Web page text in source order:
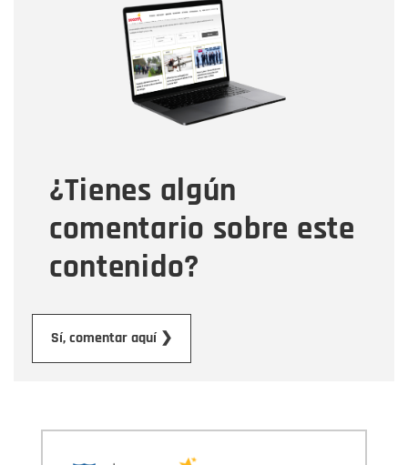
¿Tienes algún
comentario sobre este
contenido?
Sí, comentar aquí ❯
Correo electrónico
Tipo de comentario
Mensaje